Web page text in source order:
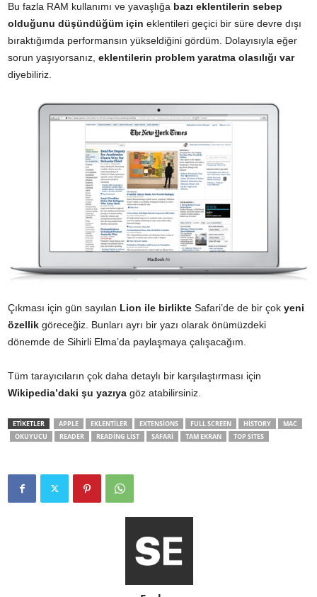
Bu fazla RAM kullanımı ve yavaşlığa bazı eklentilerin sebep
olduğunu düşündüğüm için eklentileri geçici bir süre devre dışı
bıraktığımda performansın yükseldiğini gördüm. Dolayısıyla eğer
sorun yaşıyorsanız, eklentilerin problem yaratma olasılığı var
diyebiliriz.
Çıkması için gün sayılan Lion ile birlikte Safari’de de bir çok yeni
özellik göreceğiz. Bunları ayrı bir yazı olarak önümüzdeki
dönemde de Sihirli Elma’da paylaşmaya çalışacağım.
Tüm tarayıcıların çok daha detaylı bir karşılaştırması için
Wikipedia’daki şu yazıya göz atabilirsiniz.
ETİKETLER APPLE EKLENTILER EXTENSIONS FULL SCREEN HISTORY
MAC
OKUYUCU
READER READING LIST SAFARI TAM EKRAN TOP SITES